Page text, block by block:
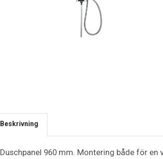
Beskrivning
Duschpanel 960 mm. Montering både för